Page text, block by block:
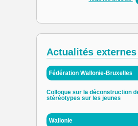
Actualités externes
Fédération Wallonie-Bruxelles
Colloque sur la déconstruction
stéréotypes sur les jeunes
Wallonie